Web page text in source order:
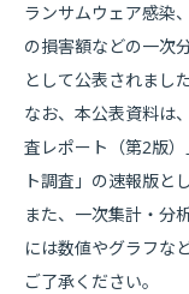
ランサムウェア感染
の損害額などの一次
として公表されました
なお、本公表資料は
査レポート（第2版
ト調査」の速報版と
また、一次集計・分
には数値やグラフな
ご了承ください。